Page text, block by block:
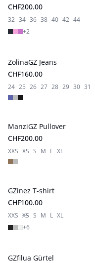
CHF200.00
32 34 36 38 40 42 44
+2
ZolinaGZ Jeans
CHF160.00
24 25 26 27 28 29 30 31
ManziGZ Pullover
CHF200.00
XXS XS S M L XL
GZinez T-shirt
CHF100.00
XXS XS S M L XL
+6
Neuheiten
GZfilua Gürtel